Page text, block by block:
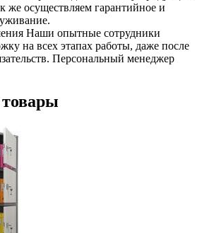
же осуществляем гарантийное и
Наши опытные сотрудники
на всех этапах работы, даже после
Персональный менеджер